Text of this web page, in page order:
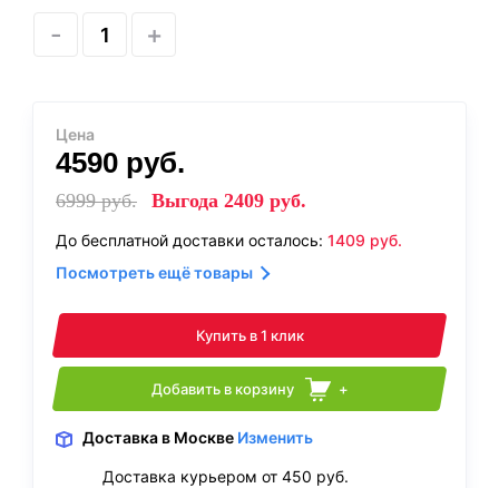
- +
Цена
4590 руб.
6999руб. Выгода 2409 руб.
До бесплатной доставки осталось: 1409 руб.
Посмотреть ещё товары
Купить в 1 клик
Добавить в корзину +
Доставка в Москве Изменить
Доставка курьером от 450 руб.